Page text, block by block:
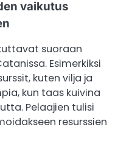
vaikutus
suoraan
Esimerkiksi
kuten vilja ja
kun taas kuivina
Pelaajien tulisi
resurssien